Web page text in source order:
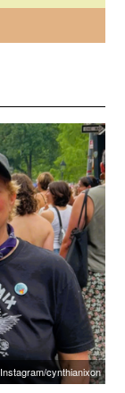
Instagram/cynthianixon